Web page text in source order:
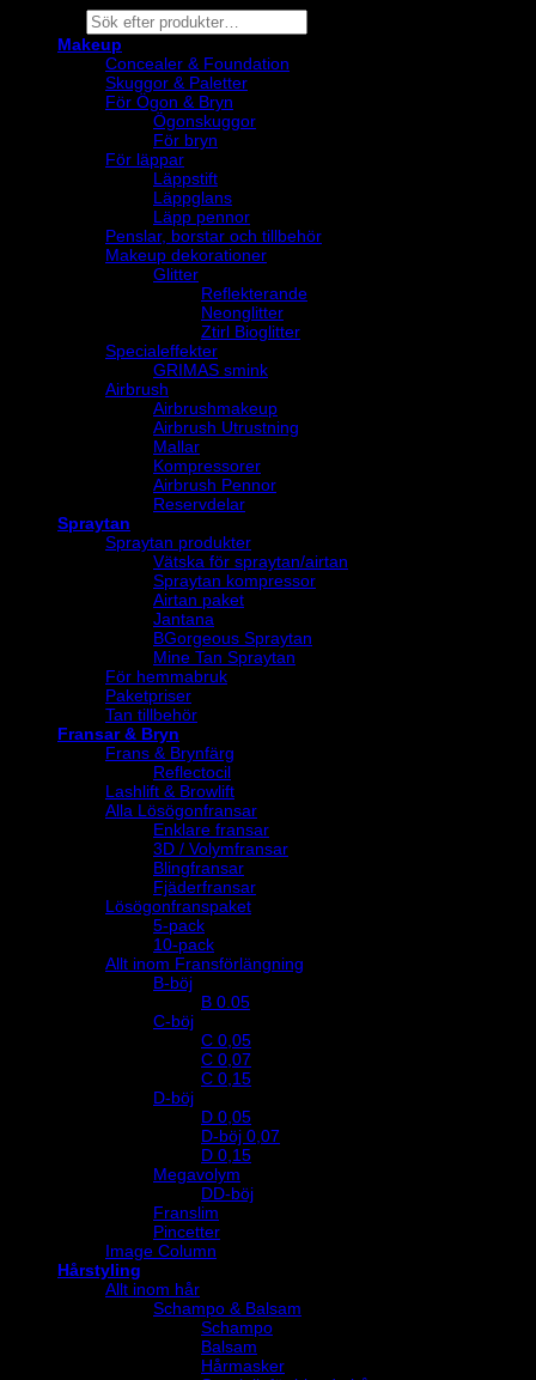
Products
search
Makeup
Concealer & Foundation
Skuggor & Paletter
För Ögon & Bryn
Ögonskuggor
För bryn
För läppar
Läppstift
Läppglans
Läpp pennor
Penslar, borstar och tillbehör
Makeup dekorationer
Glitter
Reflekterande
Neonglitter
Ztirl Bioglitter
Specialeffekter
GRIMAS smink
Airbrush
Airbrushmakeup
Airbrush Utrustning
Mallar
Kompressorer
Airbrush Pennor
Reservdelar
Spraytan
Spraytan produkter
Vätska för spraytan/airtan
Spraytan kompressor
Airtan paket
Jantana
BGorgeous Spraytan
Mine Tan Spraytan
För hemmabruk
Paketpriser
Tan tillbehör
Fransar & Bryn
Frans & Brynfärg
Reflectocil
Lashlift & Browlift
Alla Lösögonfransar
Enklare fransar
3D / Volymfransar
Blingfransar
Fjäderfransar
Lösögonfranspaket
5-pack
10-pack
Allt inom Fransförlängning
B-böj
B 0.05
C-böj
C 0,05
C 0,07
C 0,15
D-böj
D 0,05
D-böj 0,07
D 0,15
Megavolym
DD-böj
Franslim
Pincetter
Image Column
Hårstyling
Allt inom hår
Schampo & Balsam
Schampo
Balsam
Hårmasker